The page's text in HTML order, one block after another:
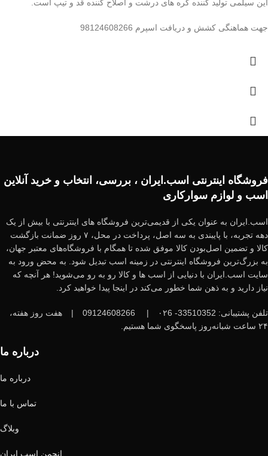
این سیلمی تولید کننده کره های درشت و اصلاح کننده قد و تیپ است.
جهت هماهنگی کشش و دریافت اسپرم 98124608266
فروشگاه اینترنتی اسب.ایران ، بررسی، انتخاب و خرید آنلاین
اسب و لوازم سوارکاری
اسب.ایران به عنوان یکی از قدیمی‌ترین فروشگاه های اینترنتی با بیش از یک
دهه تجربه، با پایبندی به سه اصل، پرداخت در محل، ۷ روز ضمانت بازگشت
کالا و تضمین اصل‌بودن کالا موفق شده تا همگام با فروشگاه‌های معتبر جهان،
به بزرگ‌ترین فروشگاه اینترنتی در زمینه اسب تبدیل شود. به محض ورود به
سایت اسب.ایران با دنیایی از اسب ها و کالا رو به رو می‌شوید! هر آنچه که
نیاز دارید و به ذهن شما خطور می‌کند در اینجا پیدا خواهید کرد.
تلفن پشتیبانی: 33510352- ۰۲6 |
|
هفت روز هفته،
۲۴ ساعت شبانه‌روز پاسخگوی شما هستیم.
درباره ما
درباره ما
تماس با ما
وبلاگ
انجمن اسب ایران